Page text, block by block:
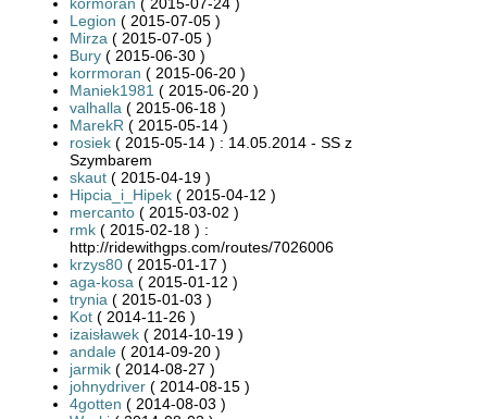
Legion ( 2015-07-05 )
Mirza ( 2015-07-05 )
Bury ( 2015-06-30 )
korrmoran ( 2015-06-20 )
Maniek1981 ( 2015-06-20 )
valhalla ( 2015-06-18 )
MarekR ( 2015-05-14 )
rosiek ( 2015-05-14 ) : 14.05.2014 - SS z
Szymbarem
skaut ( 2015-04-19 )
Hipcia_i_Hipek ( 2015-04-12 )
mercanto ( 2015-03-02 )
rmk ( 2015-02-18 ) :
http://ridewithgps.com/routes/7026006
krzys80 ( 2015-01-17 )
aga-kosa ( 2015-01-12 )
trynia ( 2015-01-03 )
Kot ( 2014-11-26 )
izaisławek ( 2014-10-19 )
andale ( 2014-09-20 )
jarmik ( 2014-08-27 )
johnydriver ( 2014-08-15 )
4gotten ( 2014-08-03 )